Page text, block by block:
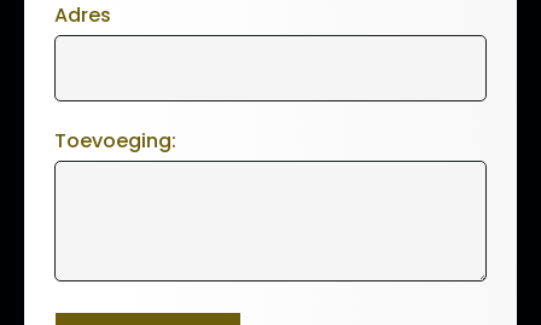
Adres
Toevoeging: